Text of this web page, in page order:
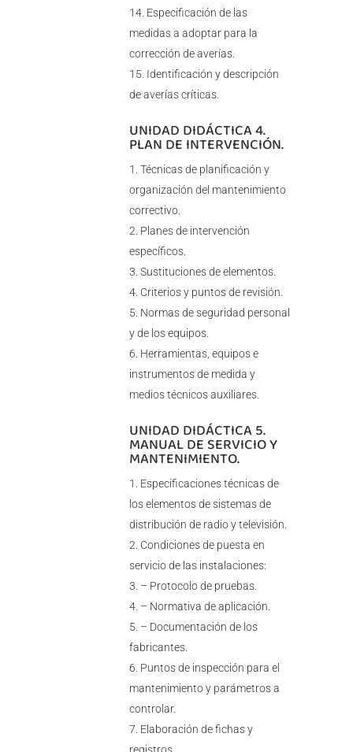
Especificación de las
medidas a adoptar para la
corrección de averías.
Identificación y descripción
de averías críticas.
UNIDAD DIDÁCTICA 4.
PLAN DE INTERVENCIÓN.
Técnicas de planificación y
organización del mantenimiento
correctivo.
Planes de intervención
específicos.
Sustituciones de elementos.
Criterios y puntos de revisión.
Normas de seguridad personal
y de los equipos.
Herramientas, equipos e
instrumentos de medida y
medios técnicos auxiliares.
UNIDAD DIDÁCTICA 5.
MANUAL DE SERVICIO Y
MANTENIMIENTO.
Especificaciones técnicas de
los elementos de sistemas de
distribución de radio y televisión.
Condiciones de puesta en
servicio de las instalaciones:
– Protocolo de pruebas.
– Normativa de aplicación.
– Documentación de los
fabricantes.
Puntos de inspección para el
mantenimiento y parámetros a
controlar.
Elaboración de fichas y